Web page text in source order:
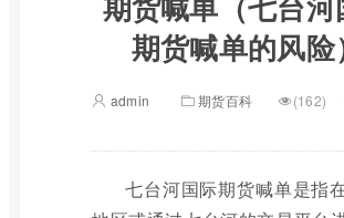
期货喊单的风险
admin 期货百科 (162)
七台河国际期货喊单是指